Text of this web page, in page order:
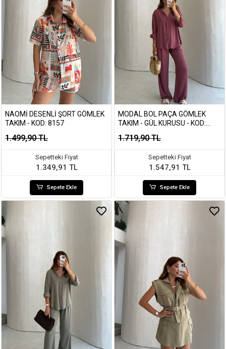
NAOMI DESENLI ŞORT GÖMLEK
TAKIM - KOD: 8157
1.499,90 TL
Sepetteki Fiyat
1.349,91 TL
Sepete Ekle
MODAL BOL PAÇA GÖMLEK
TAKIM - GÜL KURUSU - KOD:
1.719,90 TL
Sepetteki Fiyat
1.547,91 TL
Sepete Ekle